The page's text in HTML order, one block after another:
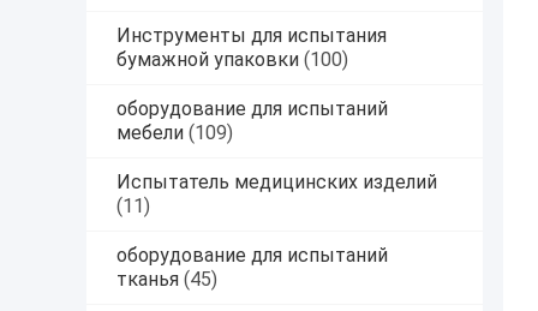
Инструменты для испытания
бумажной упаковки (100)
оборудование для испытаний
мебели (109)
Испытатель медицинских изделий
(11)
оборудование для испытаний
тканья (45)